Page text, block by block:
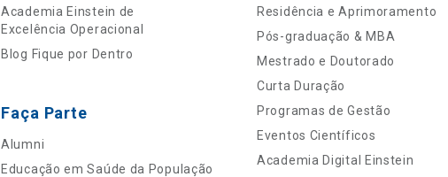
Academia Einstein de
Excelência Operacional
Blog Fique por Dentro
Faça Parte
Alumni
Educação em Saúde da População
Residência e Aprimoramento
Pós-graduação & MBA
Mestrado e Doutorado
Curta Duração
Programas de Gestão
Eventos Científicos
Academia Digital Einstein